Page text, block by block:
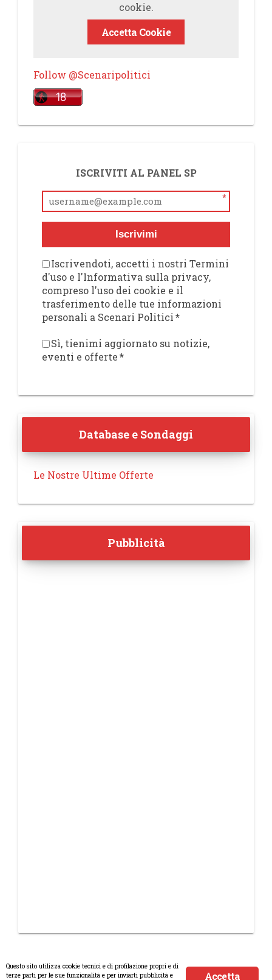
cookie.
Accetta Cookie
Follow @Scenaripolitici
ISCRIVITI AL PANEL SP
*
Iscrivimi
Iscrivendoti, accetti i nostri Termini
d'uso e l'Informativa sulla privacy,
compreso l'uso dei cookie e il
trasferimento delle tue informazioni
personali a Scenari Politici*
Sì, tienimi aggiornato su notizie,
eventi e offerte*
Database e Sondaggi
Le Nostre Ultime Offerte
Pubblicità
Accetta
Questo sito utilizza cookie tecnici e di profilazione propri e di
terze parti per le sue funzionalità e per inviarti pubblicità e